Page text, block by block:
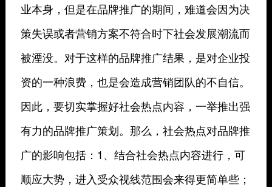
业本身，但是在品牌推广的期间，难道会因为决
策失误或者营销方案不符合时下社会发展潮流而
被湮没。对于这样的品牌推广结果，是对企业投
资的一种浪费，也是会造成营销团队的不自信。
因此，要切实掌握好社会热点内容，一举推出强
有力的品牌推广策划。那么，社会热点对品牌推
广的影响包括：1、结合社会热点内容进行，可
顺应大势，进入受众视线范围会来得更简单些；